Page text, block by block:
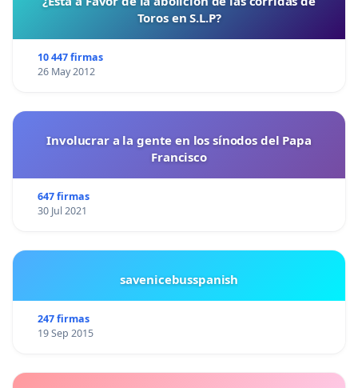
Toros en S.L.P?
10 447 firmas
26 May 2012
Involucrar a la gente en los sínodos del Papa
Francisco
647 firmas
30 Jul 2021
savenicebusspanish
247 firmas
19 Sep 2015